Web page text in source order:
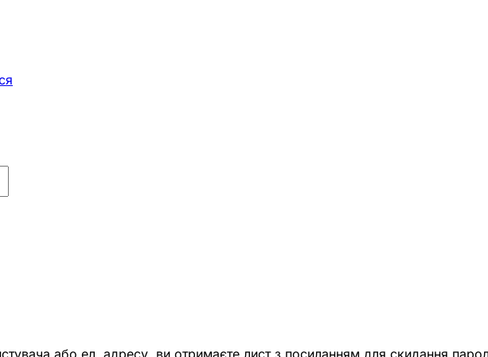
або ел. адресу, ви отримаєте лист з посиланням для скидання